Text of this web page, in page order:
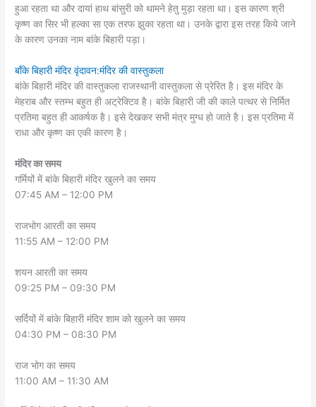
हुआ रहता था और दायां हाथ बांसुरी को थामने हेतु मुड़ा रहता था। इस कारण श्री
कृष्ण का सिर भी हल्का सा एक तरफ झुका रहता था। उनके द्वारा इस तरह किये जाने
के कारण उनका नाम बांके बिहारी पड़ा।
बाँके बिहारी मंदिर वृंदावन:मंदिर की वास्तुकला
बांके बिहारी मंदिर की वास्तुकला राजस्थानी वास्तुकला से प्रेरित है। इस मंदिर के
मेहराब और स्तम्भ बहुत ही अट्रेक्टिव है। बांके बिहारी जी की काले पत्थर से निर्मित
प्रतिमा बहुत ही आकर्षक है। इसे देखकर सभी मंत्र मुग्ध हो जाते है। इस प्रतिमा में
राधा और कृष्ण का एकी कारण है।
मंदिर का समय
गर्मियों में बांके बिहारी मंदिर खुलने का समय
07:45 AM – 12:00 PM
राजभोग आरती का समय
11:55 AM – 12:00 PM
शयन आरती का समय
09:25 PM – 09:30 PM
सर्दियों में बांके बिहारी मंदिर शाम को खुलने का समय
04:30 PM – 08:30 PM
राज भोग का समय
11:00 AM – 11:30 AM